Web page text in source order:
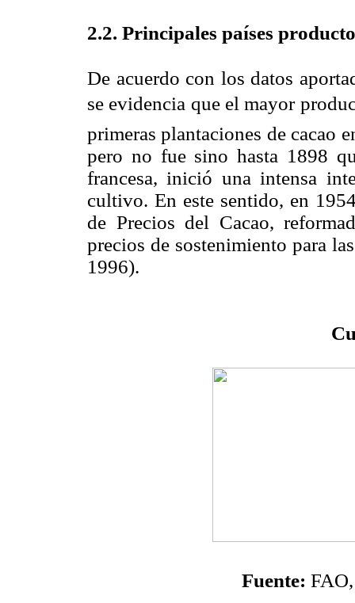
2.2. Principales países
De acuerdo con los datos
se evidencia que el mayor
primeras plantaciones de cacao
pero no fue sino hasta 1898
francesa, inició una intensa
cultivo. En este sentido, en
de Precios del Cacao,
precios de sostenimiento para
1996).
Fuente: